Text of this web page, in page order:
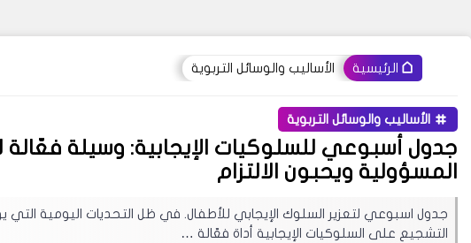
الرئيسية الأساليب والوسائل التربوية
الأساليب والوسائل التربوية
جدول أسبوعي للسلوكيات الإيجابية: وسيلة فعّالة
المسؤولية ويحبون الالتزام
جدول اسبوعي لتعزير السلوك الإيجابي للأطفال. في ظل التحديات اليومية التي
التشجيع على السلوكيات الإيجابية أداة فعّالة …